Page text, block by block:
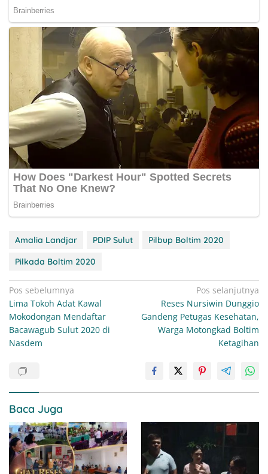
Amalia Landjar PDIP Sulut
Pilbup Boltim 2020
Pilkada Boltim 2020
Navigasi
pos
Pos sebelumnya
Lima Tokoh Adat Kawal
Mokodongan Mendaftar
Bacawagub Sulut 2020 di
Nasdem
Pos selanjutnya
Reses Nursiwin Dunggio
Gandeng Petugas Kesehatan,
Warga Motongkad Boltim
Ketagihan
Baca Juga